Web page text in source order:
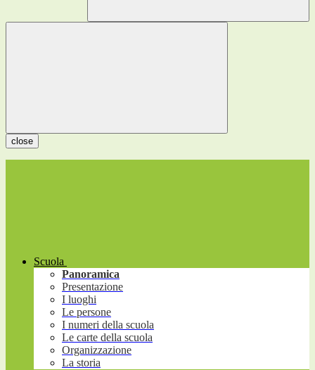
close
Scuola
Panoramica
Presentazione
I luoghi
Le persone
I numeri della scuola
Le carte della scuola
Organizzazione
La storia